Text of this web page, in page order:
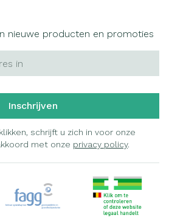
nieuwe producten en promoties
Inschrijven
schrijft u zich in voor onze
met onze privacy policy.